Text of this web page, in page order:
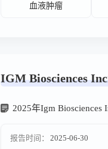
血液肿瘤
IGM Biosciences
2025年Igm Biosciences
报告时间： 2025-06-30